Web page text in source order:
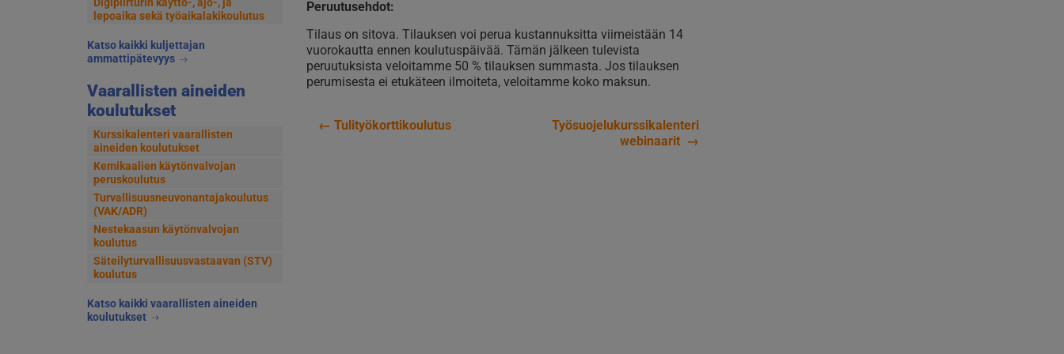
Digipiirturin käyttö-, ajo-, ja
lepoaika sekä työaikalakikoulutus
Katso kaikki kuljettajan
ammattipätevyys
Vaarallisten aineiden
koulutukset
Kurssikalenteri vaarallisten
aineiden koulutukset
Kemikaalien käytönvalvojan
peruskoulutus
Turvallisuusneuvonantajakoulutus
(VAK/ADR)
Nestekaasun käytönvalvojan
koulutus
Säteilyturvallisuusvastaavan (STV)
koulutus
Katso kaikki vaarallisten aineiden
koulutukset
Peruutusehdot:
Tilaus on sitova. Tilauksen voi perua kustannuksitta viimeistään 14
vuorokautta ennen koulutuspäivää. Tämän jälkeen tulevista
peruutuksista veloitamme 50 % tilauksen summasta. Jos tilauksen
perumisesta ei etukäteen ilmoiteta, veloitamme koko maksun.
← Tulityökorttikoulutus
Työsuojelukurssikalenteri
webinaarit →